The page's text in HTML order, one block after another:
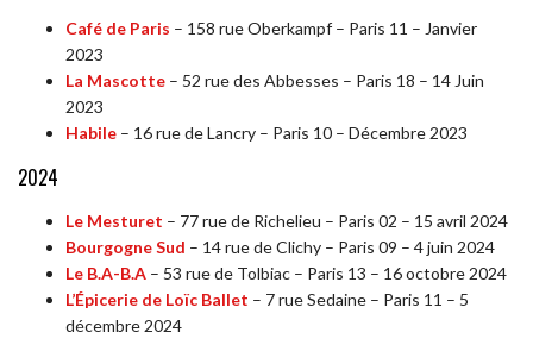
Café de Paris – 158 rue Oberkampf – Paris 11 – Janvier
2023
La Mascotte – 52 rue des Abbesses – Paris 18 – 14 Juin
2023
Habile – 16 rue de Lancry – Paris 10 – Décembre 2023
2024
Le Mesturet – 77 rue de Richelieu – Paris 02 – 15 avril 2024
Bourgogne Sud – 14 rue de Clichy – Paris 09 – 4 juin 2024
Le B.A-B.A – 53 rue de Tolbiac – Paris 13 – 16 octobre 2024
L’Épicerie de Loïc Ballet – 7 rue Sedaine – Paris 11 – 5
décembre 2024